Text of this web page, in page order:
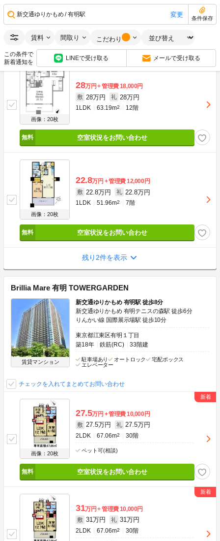
新交通ゆりかもめ 有明駅 変更
条件保存
賃料 間取り こだわり
この条件で
新着通知を
LINEで受け取る メールで受け取る
画像：18枚
3LDK
空室状況をお問い合わせ
画像：20枚
28万円 管理費18,000円
敷 28万円 礼 28万円
1LDK 63.19m2 12階
空室状況をお問い合わせ
画像：20枚
22.8万円 管理費12,000円
敷 22.8万円 礼 22.8万円
1LDK 51.96m2 7階
空室状況をお問い合わせ
残り2件を表示
Brillia Mare 有明 TOWERGARDEN
賃貸マンション
新交通ゆりかもめ 有明駅 徒歩8分
新交通ゆりかもめ 有明テニスの森駅 徒歩6分
りんかい線 国際展示場駅 徒歩10分
東京都江東区有明１丁目
築18年
鉄筋(RC) 33階建
駐車場あり オートロック
宅配ボックス
エレベーター
チェックを入れてまとめてお問い合わせ
画像：20枚
27.5万円 管理費10,000円
敷 27.5万円 礼 27.5万円
2LDK 67.06m2 30階
ペット可(相談)
空室状況をお問い合わせ
31万円 管理費10,000円
敷 31万円 礼 31万円
2LDK 67.06m2 30階